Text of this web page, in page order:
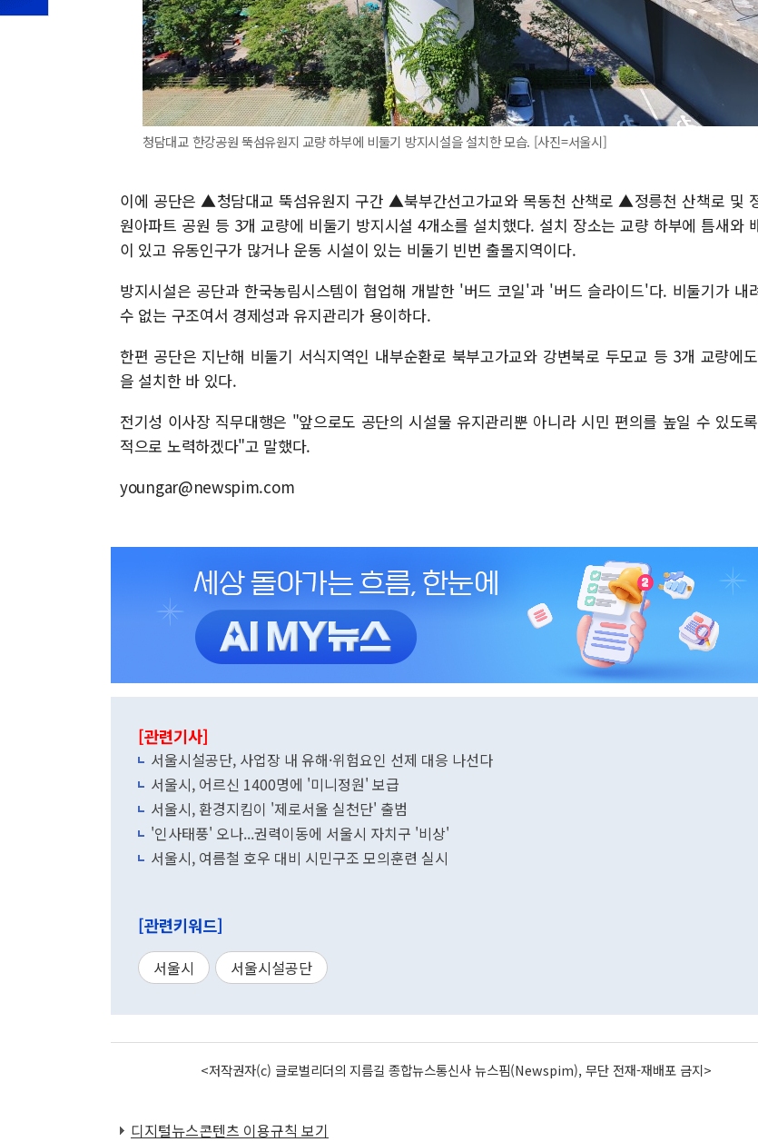
청담대교 한강공원 뚝섬유원지 교량 하부에 비둘기 방지시설을 설치한 모습. [사진=서울시]
이에 공단은 ▲청담대교 뚝섬유원지 구간 ▲북부간선고가교와 목동천 산책로 ▲정릉천 산책로 및
원아파트 공원 등 3개 교량에 비둘기 방지시설 4개소를 설치했다. 설치 장소는 교량 하부에 틈새와
이 있고 유동인구가 많거나 운동 시설이 있는 비둘기 빈번 출몰지역이다.
방지시설은 공단과 한국농림시스템이 협업해 개발한 '버드 코일'과 '버드 슬라이드'다. 비둘기가 내
수 없는 구조여서 경제성과 유지관리가 용이하다.
한편 공단은 지난해 비둘기 서식지역인 내부순환로 북부고가교와 강변북로 두모교 등 3개 교량에
을 설치한 바 있다.
전기성 이사장 직무대행은 "앞으로도 공단의 시설물 유지관리뿐 아니라 시민 편의를 높일 수 있도
적으로 노력하겠다"고 말했다.
youngar@newspim.com
[관련기사]
서울시설공단, 사업장 내 유해·위험요인 선제 대응 나선다
서울시, 어르신 1400명에 '미니정원' 보급
서울시, 환경지킴이 '제로서울 실천단' 출범
'인사태풍' 오나...권력이동에 서울시 자치구 '비상'
서울시, 여름철 호우 대비 시민구조 모의훈련 실시
[관련키워드]
서울시 서울시설공단
<저작권자(c) 글로벌리더의 지름길 종합뉴스통신사 뉴스핌(Newspim), 무단 전재-재배포 금지>
디지털뉴스콘텐츠 이용규칙 보기